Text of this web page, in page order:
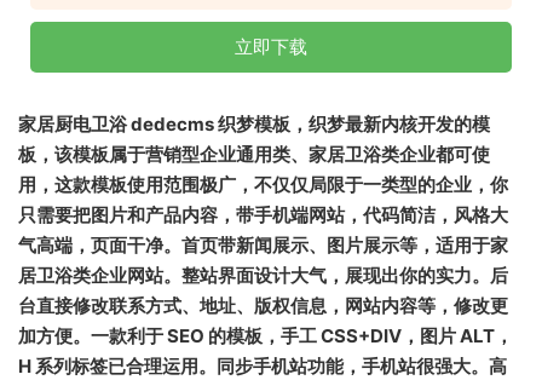
立即下载
家居厨电卫浴 dedecms 织梦模板，织梦最新内核开发的模
板，该模板属于营销型企业通用类、家居卫浴类企业都可使
用，这款模板使用范围极广，不仅仅局限于一类型的企业，你
只需要把图片和产品内容，带手机端网站，代码简洁，风格大
气高端，页面干净。首页带新闻展示、图片展示等，适用于家
居卫浴类企业网站。整站界面设计大气，展现出你的实力。后
台直接修改联系方式、地址、版权信息，网站内容等，修改更
加方便。一款利于 SEO 的模板，手工 CSS+DIV，图片 ALT，
H 系列标签已合理运用。同步手机站功能，手机站很强大。高